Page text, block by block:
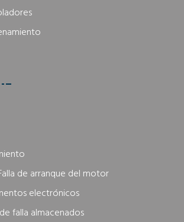
de arranque del motor
electrónicos
falla almacenados